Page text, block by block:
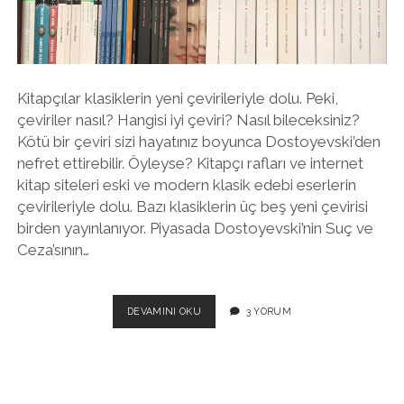
twitterfacebookinstagram
Kitapçılar klasiklerin yeni çevirileriyle dolu. Peki,
çeviriler nasıl? Hangisi iyi çeviri? Nasıl bileceksiniz?
Kötü bir çeviri sizi hayatınız boyunca Dostoyevski’den
nefret ettirebilir. Öyleyse? Kitapçı rafları ve internet
kitap siteleri eski ve modern klasik edebi eserlerin
çevirileriyle dolu. Bazı klasiklerin üç beş yeni çevirisi
birden yayınlanıyor. Piyasada Dostoyevski’nin Suç ve
Ceza’sının…
DEVAMINI OKUKLASIKLERINIZI
NASIL
3 YORUM